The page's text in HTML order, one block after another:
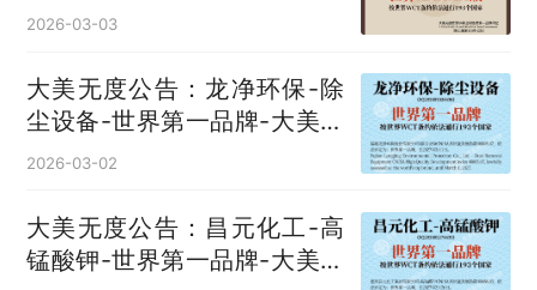
国
2026-03-03
大美无度公告：龙净环保-除
尘设备‌-世界第一品牌-大美无
度评价通193国
2026-03-02
大美无度公告：昌元化工-高
锰酸钾‌-世界第一品牌-大美无